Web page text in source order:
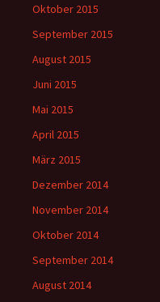
Oktober 2015
September 2015
August 2015
Juni 2015
Mai 2015
April 2015
März 2015
Dezember 2014
November 2014
Oktober 2014
September 2014
August 2014